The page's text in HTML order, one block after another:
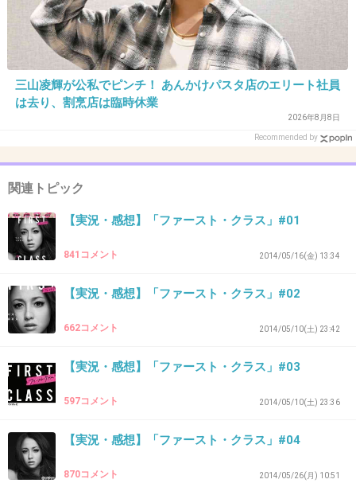
40. 匿名2014/05/31(土) 23:14:14
初めてみてみる！
沢尻エリカかわいいなー！！
+52 -17
ちなみ副編集長キターーー
+31
まじでか
43. 匿名2014/05/31(土) 23:14:21
インターン→副編集長
ななななんだってーっっっ( ﾟдﾟ)( ﾟдﾟ)( ﾟдﾟ)
三山凌輝が公私でピンチ！ あんかけパスタ店のエリート社員
は去り、割烹店は臨時休業
2026年8月8日
Recommended by
関連トピック
【実況・感想】「ファースト・クラス」#01
841コメント 2014/05/16(金) 13:34
【実況・感想】「ファースト・クラス」#02
662コメント 2014/05/10(土) 23:42
【実況・感想】「ファースト・クラス」#03
597コメント 2014/05/10(土) 23:36
【実況・感想】「ファースト・クラス」#04
870コメント 2014/05/26(月) 10:51